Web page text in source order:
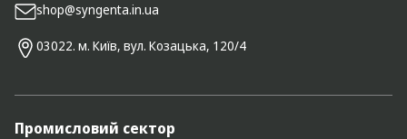
shop@syngenta.in.ua
03022. м. Київ, вул. Козацька, 120/4
Промисловий сектор